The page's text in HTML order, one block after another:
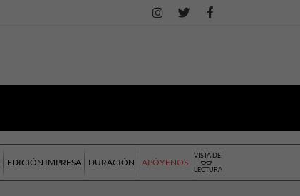
EDICIÓN IMPRESA DURACIÓN APÓYENOS
VISTA DE
LECTURA